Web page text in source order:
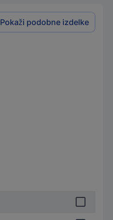
Pokaži podobne izdelke